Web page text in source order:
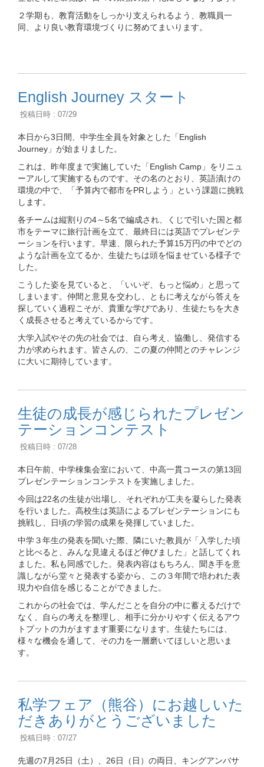
２学期も、教育活動をしっかり支えられるよう、教職員一
同、より良い教育環境づくりに努めてまいります。
English Journey スタート
投稿日時 : 07/29
本日から3日間、中学生全員を対象とした「English
Journey」が始まりました。
これは、昨年度まで実施していた「English Camp」をリニュ
ーアルして実施するものです。その名のとおり、英語漬けの
環境の中で、「予算内で都市をPRしよう」という課題に挑戦
します。
各チームは縦割りの4～5名で編成され、くじで引いた国と都
市をテーマに旅行計画を立て、最終日には英語でプレゼンテ
ーションを行います。早速、限られた予算15万円の中でどの
ような計画を立てるか、生徒たちは頭を悩ませている様子で
した。
こうした姿を見ていると、「いいぞ、もっと悩め」と思って
しまいます。仲間と意見を交わし、ともに考えながら答えを
探していく過程こそが、貴重な学びであり、生徒たちを大き
く成長させると考えているからです。
大学入試やその先の社会では、自ら考え、協働し、発信する
力が求められます。皆さんの、この夏の仲間とのチャレンジ
に大いに期待しています。
生徒の成長が感じられたプレゼン
テーションコンテスト
投稿日時 : 07/28
本日午前、中学棟集会室において、中高一貫コースの第13回
プレゼンテーションコンテストを実施しました。
今回は22名の生徒が出場し、それぞれが工夫を凝らした発表
を行いました。高校生は英語によるプレゼンテーションにも
挑戦し、日頃の学習の成果を発揮していました。
中学３年生の発表を聞いた際、隣にいた教員が「入学した頃
と比べると、みんな見違えるほど伸びました」と話してくれ
ました。私も同感でした。発表内容はもちろん、聞き手を意
識しながら堂々と発表する姿から、この３年間で培われた表
現力や自信を感じることができました。
これからの社会では、学んだことを自分の中に蓄えるだけで
なく、自らの考えを整理し、相手に分かりやすく伝えるアウ
トプットの力がますます重要になります。生徒たちには、
様々な機会を通して、その力を一層磨いてほしいと思いま
す。
私学フェア（熊谷）にお越しいた
だきありがとうございました
投稿日時 : 07/27
先週の7月25日（土）、26日（日）の両日、キングアンバサ